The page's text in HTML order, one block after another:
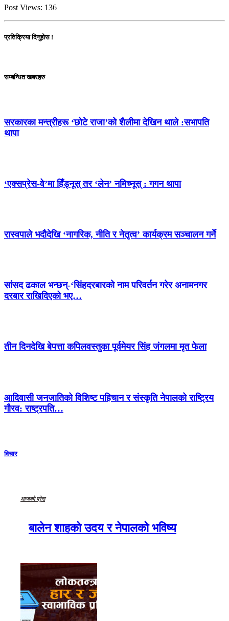
Post Views: 136
प्रतिक्रिया दिनुहोस !
सम्बन्धित खबरहरु
सरकारका मन्त्रीहरू ‘छोटे राजा’को शैलीमा देखिन थाले :सभापति
थापा
‘एक्सप्रेस-वे’मा हिँड्नूस् तर ‘लेन’ नमिच्नूस् : गगन थापा
रास्वपाले भदौदेखि ‘नागरिक, नीति र नेतृत्व’ कार्यक्रम सञ्चालन गर्ने
सांसद ढकाल भन्छन्-‘सिंहदरबारको नाम परिवर्तन गरेर अनामनगर
दरबार राखिदिएको भए…
तीन दिनदेखि बेपत्ता कपिलवस्तुका पूर्वमेयर सिंह जंगलमा मृत फेला
आदिवासी जनजातिको विशिष्ट पहिचान र संस्कृति नेपालको राष्ट्रिय
गौरव: राष्ट्रपति…
विचार
आजको प्रेस
बालेन शाहको उदय र नेपालको भविष्य